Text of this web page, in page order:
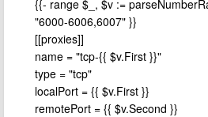
{{- range $_, $v :=
"6000-6006,6007" }}
[[proxies]]
name = "tcp-{{ $v.First }}"
type = "tcp"
localPort = {{ $v.First }}
remotePort = {{ $v.Second }}